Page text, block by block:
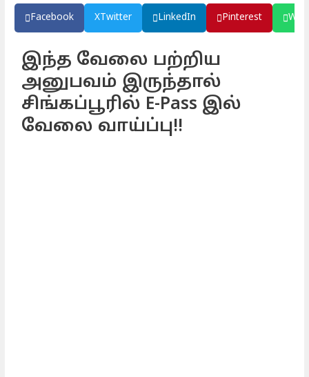
Facebook XTwitter LinkedIn Pinterest
இந்த வேலை பற்றிய
அனுபவம் இருந்தால்
சிங்கப்பூரில் E-Pass இல்
வேலை வாய்ப்பு!!